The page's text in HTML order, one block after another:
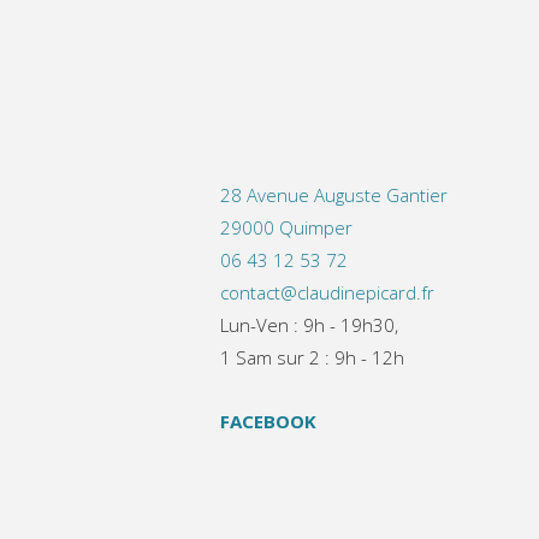
28 Avenue Auguste Gantier
29000 Quimper
06 43 12 53 72
contact@claudinepicard.fr
Lun-Ven : 9h - 19h30,
1 Sam sur 2 : 9h - 12h
FACEBOOK